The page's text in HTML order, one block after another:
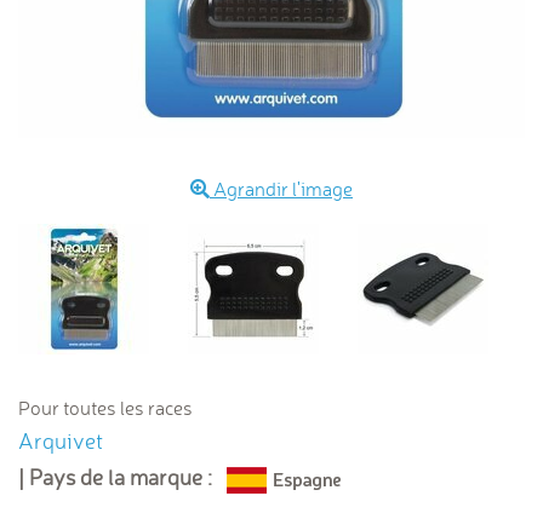
Agrandir l'image
Pour toutes les races
Arquivet
| Pays de la marque :